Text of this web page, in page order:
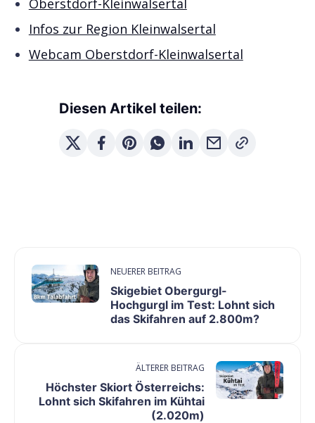
Oberstdorf-Kleinwalsertal
Infos zur Region Kleinwalsertal
Webcam Oberstdorf-Kleinwalsertal
Diesen Artikel teilen:
NEUERER BEITRAG
Skigebiet Obergurgl-
Hochgurgl im Test: Lohnt sich
das Skifahren auf 2.800m?
ÄLTERER BEITRAG
Höchster Skiort Österreichs:
Lohnt sich Skifahren im Kühtai
(2.020m)